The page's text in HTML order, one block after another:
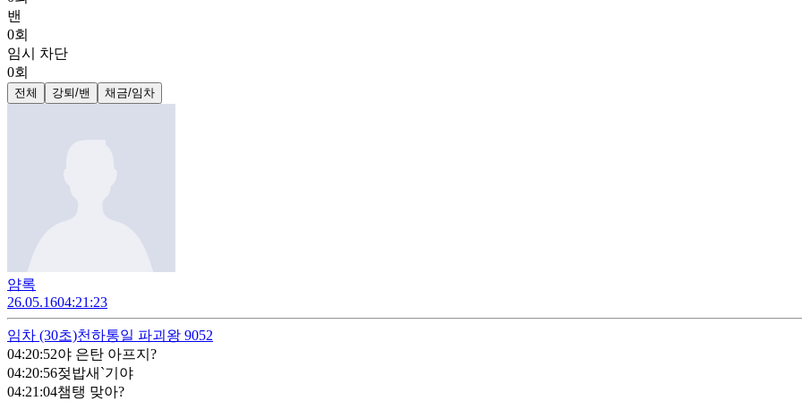
밴
0회
임시 차단
0회
전체 강퇴/밴 채금/임차
얌록
26.05.1604:21:23
임차 (30초)천하통일 파괴왕 9052
04:20:52야 은탄 아프지?
04:20:56젖밥새`기야
04:21:04챔탱 맞아?